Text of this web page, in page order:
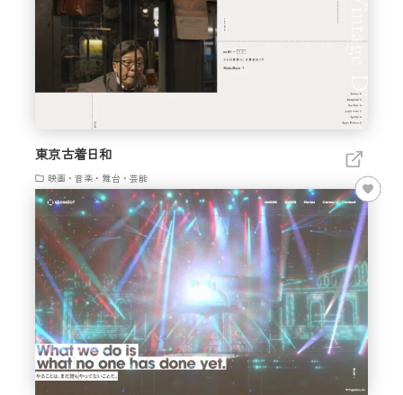
東京古着日和
映画・音楽・舞台・芸能